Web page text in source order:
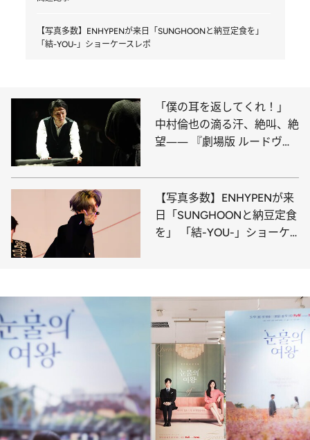
【写真多数】ENHYPENが来日「SUNGHOONと納豆定食を」
「結-YOU-」ショーケースレポ
「僕の耳を返してくれ！」
中村倫也の滴る汗、絶叫、絶
望―― 『劇場版 ルードヴィ
【写真多数】ENHYPENが来
日「SUNGHOONと納豆定食
を」 「結-YOU-」ショーケ